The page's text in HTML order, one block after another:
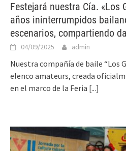
Festejará nuestra Cía. «Los
años ininterrumpidos
escenarios, compartiendo
04/09/2025 admin
Nuestra compañía de baile “Los
elenco amateurs, creada
en el marco de la Feria [...]